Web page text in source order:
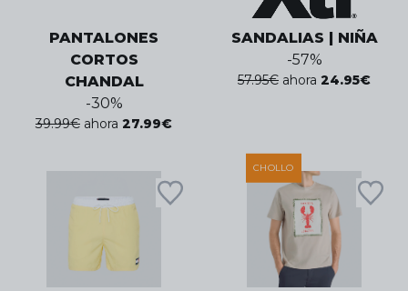
PANTALONES
CORTOS
CHANDAL
-30%
39.99€ ahora 27.99€
SANDALIAS | NIÑA
-57%
57.95€ ahora 24.95€
CHOLLO